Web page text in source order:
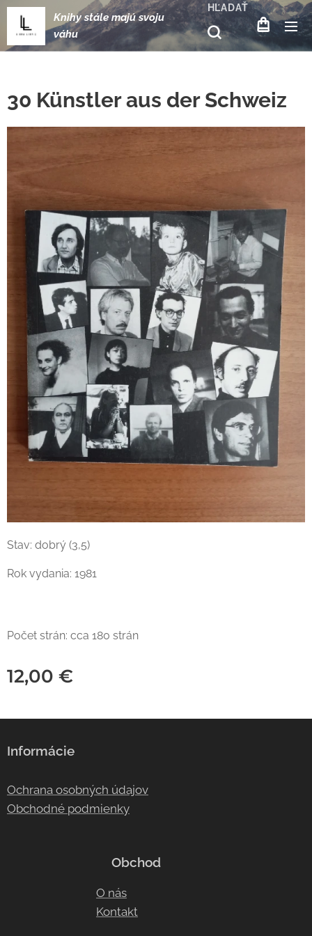
Knihy stále majú svoju
váhu
HĽADAŤ
30 Künstler aus der Schweiz
Stav: dobrý (3,5)
Rok vydania: 1981
Počet strán: cca 180 strán
12,00 €
Informácie
Ochrana osobných údajov
Obchodné podmienky
Obchod
O nás
Kontakt